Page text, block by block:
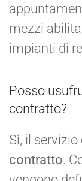
mezzi
impianti di
Posso
contratto?
Sì, il
contratto.